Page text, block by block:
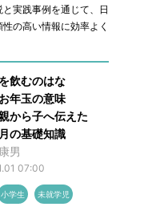
実践事例を通じて、日
の高い情報に効率よく
飲むのはな
年玉の意味
から子へ伝えた
の基礎知識
男
07:00
小学生 未就学児